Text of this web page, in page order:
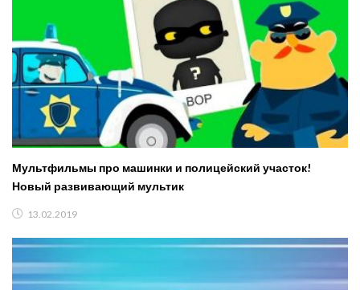
Мультфильмы про машинки и полицейский участок!
Новый развивающий мультик
13.02.2019